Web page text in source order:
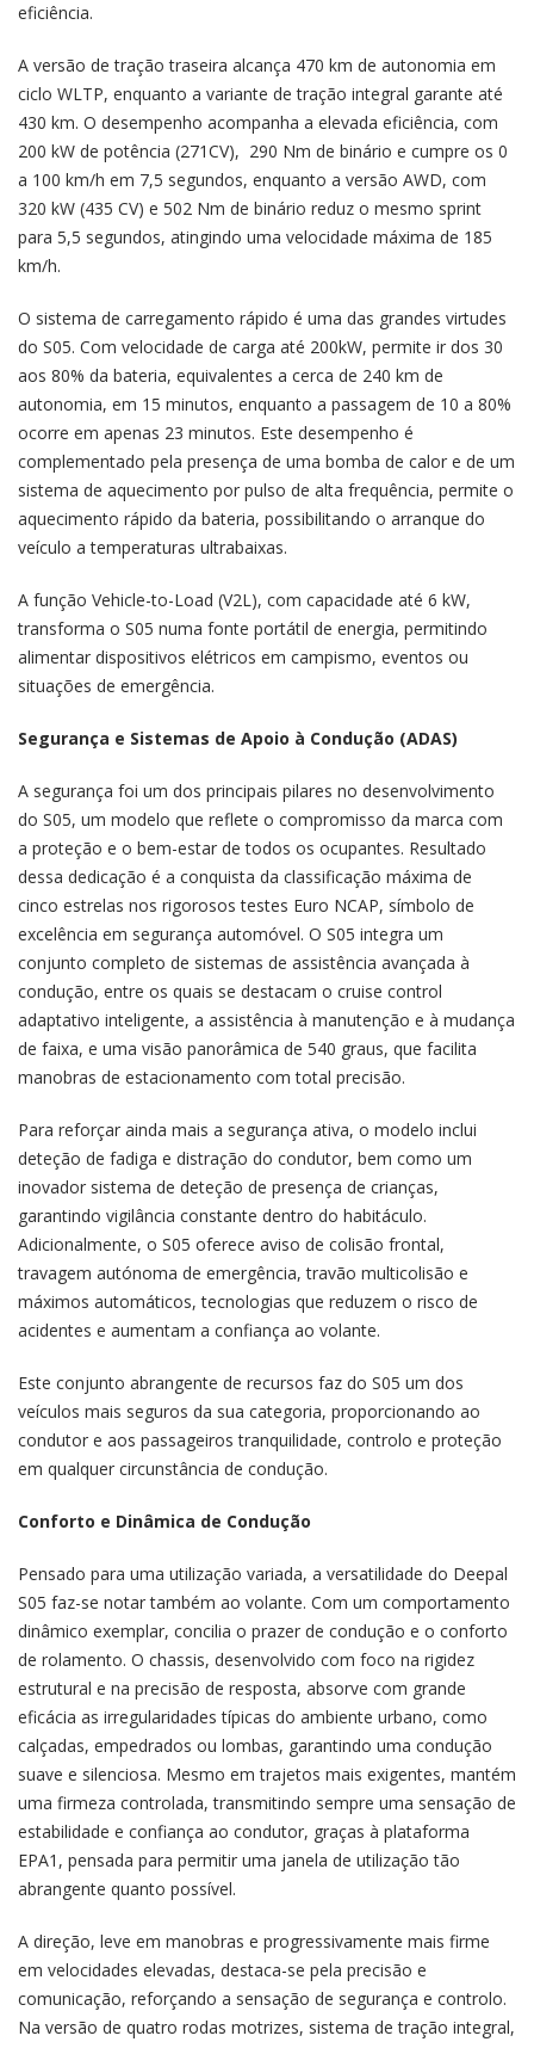
eficiência.
A versão de tração traseira alcança 470 km de autonomia em
ciclo WLTP, enquanto a variante de tração integral garante até
430 km. O desempenho acompanha a elevada eficiência, com
200 kW de potência (271CV), 290 Nm de binário e cumpre os 0
a 100 km/h em 7,5 segundos, enquanto a versão AWD, com
320 kW (435 CV) e 502 Nm de binário reduz o mesmo sprint
para 5,5 segundos, atingindo uma velocidade máxima de 185
km/h.
O sistema de carregamento rápido é uma das grandes virtudes
do S05. Com velocidade de carga até 200kW, permite ir dos 30
aos 80% da bateria, equivalentes a cerca de 240 km de
autonomia, em 15 minutos, enquanto a passagem de 10 a 80%
ocorre em apenas 23 minutos. Este desempenho é
complementado pela presença de uma bomba de calor e de um
sistema de aquecimento por pulso de alta frequência, permite o
aquecimento rápido da bateria, possibilitando o arranque do
veículo a temperaturas ultrabaixas.
A função Vehicle-to-Load (V2L), com capacidade até 6 kW,
transforma o S05 numa fonte portátil de energia, permitindo
alimentar dispositivos elétricos em campismo, eventos ou
situações de emergência.
Segurança e Sistemas de Apoio à Condução (ADAS)
A segurança foi um dos principais pilares no desenvolvimento
do S05, um modelo que reflete o compromisso da marca com
a proteção e o bem-estar de todos os ocupantes. Resultado
dessa dedicação é a conquista da classificação máxima de
cinco estrelas nos rigorosos testes Euro NCAP, símbolo de
excelência em segurança automóvel. O S05 integra um
conjunto completo de sistemas de assistência avançada à
condução, entre os quais se destacam o cruise control
adaptativo inteligente, a assistência à manutenção e à mudança
de faixa, e uma visão panorâmica de 540 graus, que facilita
manobras de estacionamento com total precisão.
Para reforçar ainda mais a segurança ativa, o modelo inclui
deteção de fadiga e distração do condutor, bem como um
inovador sistema de deteção de presença de crianças,
garantindo vigilância constante dentro do habitáculo.
Adicionalmente, o S05 oferece aviso de colisão frontal,
travagem autónoma de emergência, travão multicolisão e
máximos automáticos, tecnologias que reduzem o risco de
acidentes e aumentam a confiança ao volante.
Este conjunto abrangente de recursos faz do S05 um dos
veículos mais seguros da sua categoria, proporcionando ao
condutor e aos passageiros tranquilidade, controlo e proteção
em qualquer circunstância de condução.
Conforto e Dinâmica de Condução
Pensado para uma utilização variada, a versatilidade do Deepal
S05 faz-se notar também ao volante. Com um comportamento
dinâmico exemplar, concilia o prazer de condução e o conforto
de rolamento. O chassis, desenvolvido com foco na rigidez
estrutural e na precisão de resposta, absorve com grande
eficácia as irregularidades típicas do ambiente urbano, como
calçadas, empedrados ou lombas, garantindo uma condução
suave e silenciosa. Mesmo em trajetos mais exigentes, mantém
uma firmeza controlada, transmitindo sempre uma sensação de
estabilidade e confiança ao condutor, graças à plataforma
EPA1, pensada para permitir uma janela de utilização tão
abrangente quanto possível.
A direção, leve em manobras e progressivamente mais firme
em velocidades elevadas, destaca-se pela precisão e
comunicação, reforçando a sensação de segurança e controlo.
Na versão de quatro rodas motrizes, sistema de tração integral,